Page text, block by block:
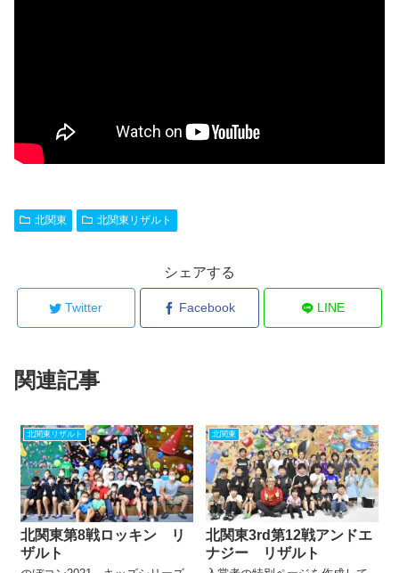
北関東 北関東リザルト
シェアする
Twitter Facebook LINE
関連記事
北関東リザルト
北関東第8戦ロッキン リ
ザルト
北関東
北関東3rd第12戦アンドエ
ナジー リザルト